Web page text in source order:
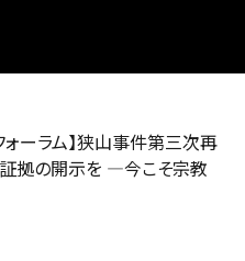
ォーラム】狭山事件第三次再
拠の開示を ―今こそ宗教